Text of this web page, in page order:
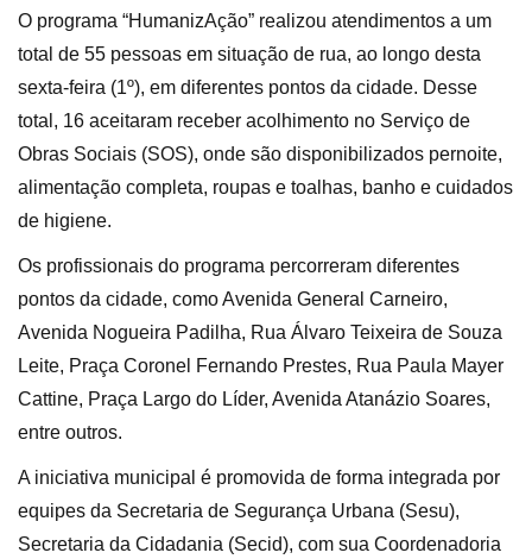
O programa “HumanizAção” realizou atendimentos a um
total de 55 pessoas em situação de rua, ao longo desta
sexta-feira (1º), em diferentes pontos da cidade. Desse
total, 16 aceitaram receber acolhimento no Serviço de
Obras Sociais (SOS), onde são disponibilizados pernoite,
alimentação completa, roupas e toalhas, banho e cuidados
de higiene.
Os profissionais do programa percorreram diferentes
pontos da cidade, como Avenida General Carneiro,
Avenida Nogueira Padilha, Rua Álvaro Teixeira de Souza
Leite, Praça Coronel Fernando Prestes, Rua Paula Mayer
Cattine, Praça Largo do Líder, Avenida Atanázio Soares,
entre outros.
A iniciativa municipal é promovida de forma integrada por
equipes da Secretaria de Segurança Urbana (Sesu),
Secretaria da Cidadania (Secid), com sua Coordenadoria